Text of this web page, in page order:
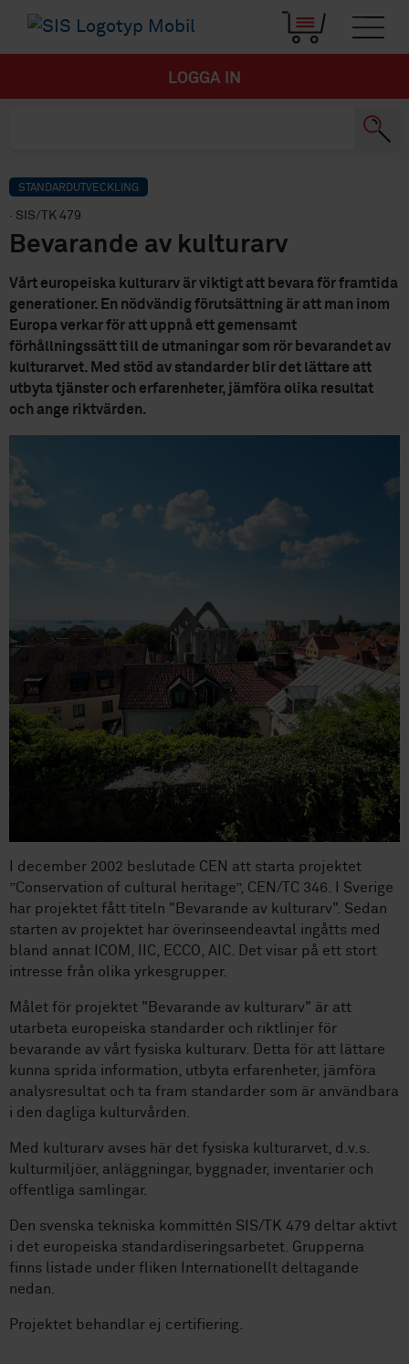
LOGGA IN
STANDARDUTVECKLING
· SIS/TK 479
Bevarande av kulturarv
Vårt europeiska kulturarv är viktigt att bevara för framtida
generationer. En nödvändig förutsättning är att man inom
Europa verkar för att uppnå ett gemensamt
förhållningssätt till de utmaningar som rör bevarandet av
kulturarvet. Med stöd av standarder blir det lättare att
utbyta tjänster och erfarenheter, jämföra olika resultat
och ange riktvärden.
I december 2002 beslutade CEN att starta projektet
”Conservation of cultural heritage”, CEN/TC 346. I Sverige
har projektet fått titeln "Bevarande av kulturarv". Sedan
starten av projektet har överinseendeavtal ingåtts med
bland annat ICOM, IIC, ECCO, AIC. Det visar på ett stort
intresse från olika yrkesgrupper.
Målet för projektet "Bevarande av kulturarv" är att
utarbeta europeiska standarder och riktlinjer för
bevarande av vårt fysiska kulturarv. Detta för att lättare
kunna sprida information, utbyta erfarenheter, jämföra
analysresultat och ta fram standarder som är användbara
i den dagliga kulturvården.
Med kulturarv avses här det fysiska kulturarvet, d.v.s.
kulturmiljöer, anläggningar, byggnader, inventarier och
offentliga samlingar.
Den svenska tekniska kommittén SIS/TK 479 deltar aktivt
i det europeiska standardiseringsarbetet. Grupperna
finns listade under fliken Internationellt deltagande
nedan.
Projektet behandlar ej certifiering.